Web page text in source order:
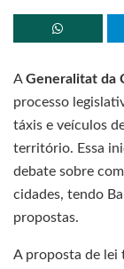
AGeneralitat da
processo
táxis e veículos
território. Essa
debate sobre
cidades, tendo
propostas.
A proposta de lei